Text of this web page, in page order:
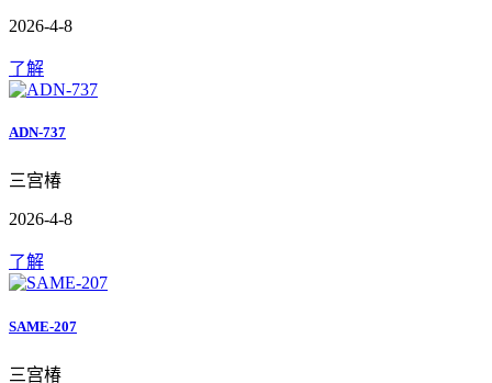
2026-4-8
了解
ADN-737
三宫椿
2026-4-8
了解
SAME-207
三宫椿